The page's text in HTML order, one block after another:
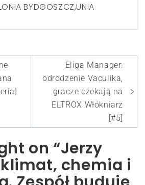
BYDGOSZCZ,UNIA
Eliga Manager:
odrodzenie Vaculika,
gracze czekają na
ELTROX Włókniarz
[#5]
on “Jerzy
chemia i